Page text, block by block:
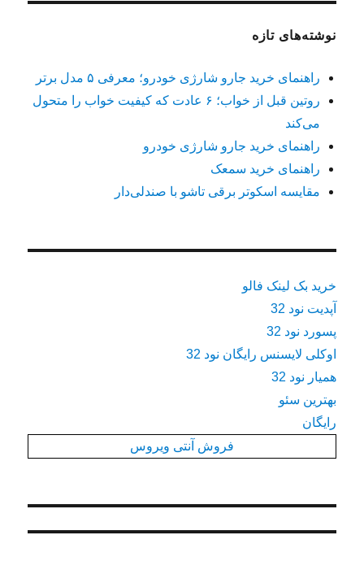
نوشته‌های تازه
راهنمای خرید جارو شارژی خودرو؛ معرفی ۵ مدل برتر
روتین قبل از خواب؛ ۶ عادت که کیفیت خواب را متحول
می‌کند
راهنمای خرید جارو شارژی خودرو
راهنمای خرید سمعک
مقایسه اسکوتر برقی تاشو با صندلی‌دار
خرید بک لینک فالو
آپدیت نود 32
پسورد نود 32
اوکلی لایسنس رایگان نود 32
همیار نود 32
بهترین سئو
رایگان
فروش آنتی ویروس